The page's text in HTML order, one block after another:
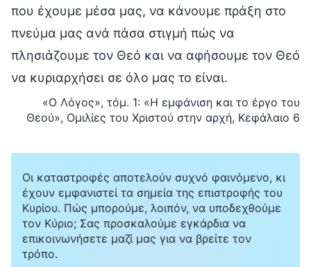
που έχουμε μέσα μας, να κάνουμε πράξη στο
πνεύμα μας ανά πάσα στιγμή πώς να
πλησιάζουμε τον Θεό και να αφήσουμε τον Θεό
να κυριαρχήσει σε όλο μας το είναι.
«Ο Λόγος», τόμ. 1: «Η εμφάνιση και το έργο του
Θεού», Ομιλίες του Χριστού στην αρχή, Κεφάλαιο 6
Οι καταστροφές αποτελούν συχνό φαινόμενο, κι
έχουν εμφανιστεί τα σημεία της επιστροφής του
Κυρίου. Πώς μπορούμε, λοιπόν, να υποδεχθούμε
τον Κύριο; Σας προσκαλούμε εγκάρδια να
επικοινωνήσετε μαζί μας για να βρείτε τον
τρόπο.